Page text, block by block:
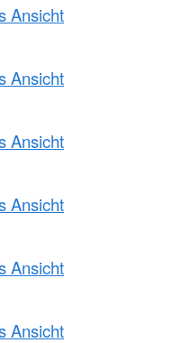
Ansicht
Ansicht
Ansicht
Ansicht
Ansicht
Ansicht